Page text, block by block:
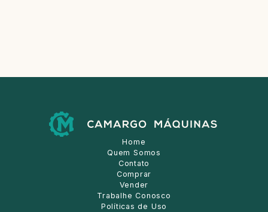
Home
Quem Somos
Contato
Comprar
Vender
Trabalhe Conosco
Políticas de Uso